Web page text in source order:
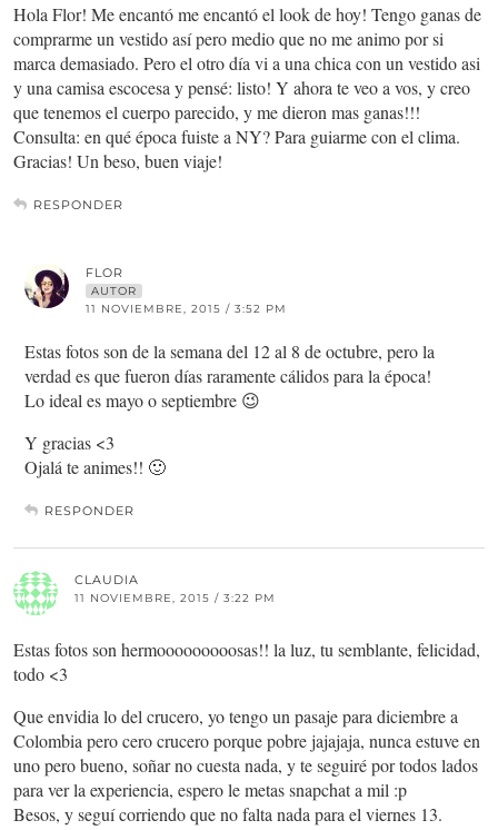
Hola Flor! Me encantó me encantó el look de hoy! Tengo ganas de
comprarme un vestido así pero medio que no me animo por si
marca demasiado. Pero el otro día vi a una chica con un vestido asi
y una camisa escocesa y pensé: listo! Y ahora te veo a vos, y creo
que tenemos el cuerpo parecido, y me dieron mas ganas!!!
Consulta: en qué época fuiste a NY? Para guiarme con el clima.
Gracias! Un beso, buen viaje!
RESPONDER
FLOR
AUTOR
11 NOVIEMBRE, 2015 / 3:52 PM
Estas fotos son de la semana del 12 al 8 de octubre, pero la
verdad es que fueron días raramente cálidos para la época!
Lo ideal es mayo o septiembre 😉
Y gracias <3
Ojalá te animes!! 🙂
RESPONDER
CLAUDIA
11 NOVIEMBRE, 2015 / 3:22 PM
Estas fotos son hermooooooooosas!! la luz, tu semblante, felicidad,
todo <3
Que envidia lo del crucero, yo tengo un pasaje para diciembre a
Colombia pero cero crucero porque pobre jajajaja, nunca estuve en
uno pero bueno, soñar no cuesta nada, y te seguiré por todos lados
para ver la experiencia, espero le metas snapchat a mil :p
Besos, y seguí corriendo que no falta nada para el viernes 13.